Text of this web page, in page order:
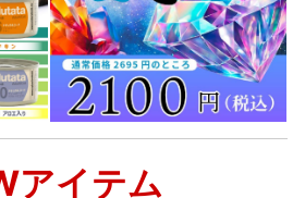
アイテム